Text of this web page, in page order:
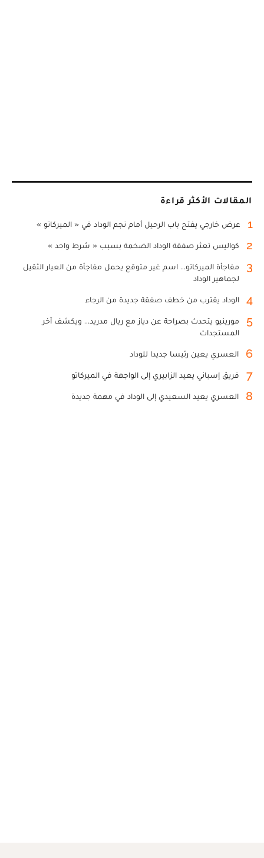
المقالات الأكثر قراءة
1 عرض خارجي يفتح باب الرحيل أمام نجم الوداد في « الميركاتو »
2 كواليس تعثر صفقة الوداد الضخمة بسبب « شرط واحد »
3
مفاجأة الميركاتو... اسم غير متوقع يحمل مفاجأة من العيار الثقيل
لجماهير الوداد
4 الوداد يقترب من خطف صفقة جديدة من الرجاء
5
مورينيو يتحدث بصراحة عن دياز مع ريال مدريد... ويكشف آخر
المستجدات
6 العسري يعين رئيسا جديدا للوداد
7 فريق إسباني يعيد الزابيري إلى الواجهة في الميركاتو
8 العسري يعيد السعيدي إلى الوداد في مهمة جديدة